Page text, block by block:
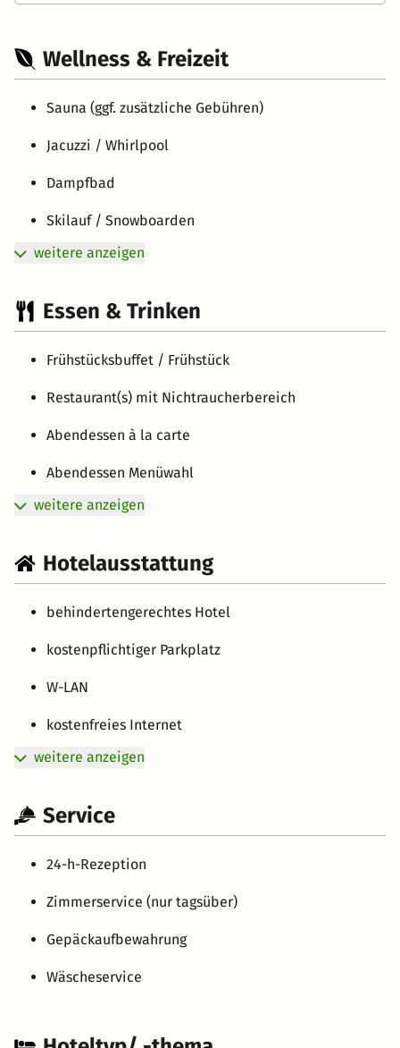
Wellness & Freizeit
Sauna (ggf. zusätzliche Gebühren)
Jacuzzi / Whirlpool
Dampfbad
Skilauf / Snowboarden
weitere anzeigen
Essen & Trinken
Frühstücksbuffet / Frühstück
Restaurant(s) mit Nichtraucherbereich
Abendessen à la carte
Abendessen Menüwahl
weitere anzeigen
Hotelausstattung
behindertengerechtes Hotel
kostenpflichtiger Parkplatz
W-LAN
kostenfreies Internet
weitere anzeigen
Service
24-h-Rezeption
Zimmerservice (nur tagsüber)
Gepäckaufbewahrung
Wäscheservice